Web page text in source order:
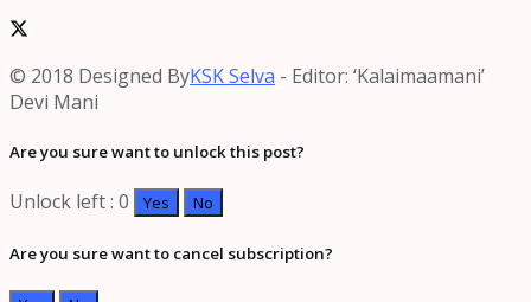
© 2018 Designed ByKSK Selva - Editor: ‘Kalaimaamani’
Devi Mani
Are you sure want to unlock this post?
Unlock left : 0 Yes No
Are you sure want to cancel subscription?